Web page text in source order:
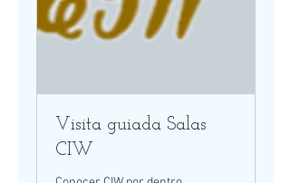
Visita guiada Salas
CIW